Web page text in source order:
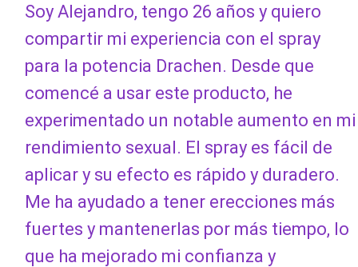
Soy Alejandro, tengo 26 años y quiero
compartir mi experiencia con el spray
para la potencia Drachen. Desde que
comencé a usar este producto, he
experimentado un notable aumento en mi
rendimiento sexual. El spray es fácil de
aplicar y su efecto es rápido y duradero.
Me ha ayudado a tener erecciones más
fuertes y mantenerlas por más tiempo, lo
que ha mejorado mi confianza y